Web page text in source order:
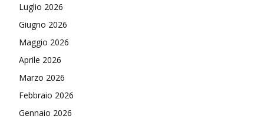
Luglio 2026
Giugno 2026
Maggio 2026
Aprile 2026
Marzo 2026
Febbraio 2026
Gennaio 2026